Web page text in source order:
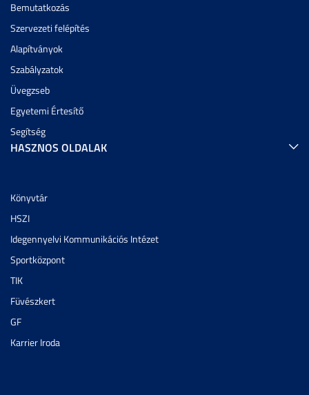
Bemutatkozás
Szervezeti felépítés
Alapítványok
Szabályzatok
Üvegzseb
Egyetemi Értesítő
Segítség
HASZNOS OLDALAK
Könyvtár
HSZI
Idegennyelvi Kommunikációs Intézet
Sportközpont
TIK
Füvészkert
GF
Karrier Iroda